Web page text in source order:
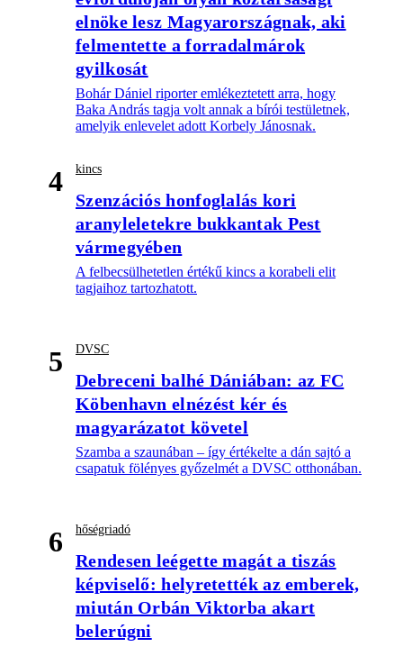
elnöke lesz Magyarországnak, aki
felmentette a forradalmárok
gyilkosát
Bohár Dániel riporter emlékeztetett arra, hogy
Baka András tagja volt annak a bírói testületnek,
amelyik enlevelet adott Korbely Jánosnak.
4 kincs
Szenzációs honfoglalás kori
aranyleletekre bukkantak Pest
vármegyében
A felbecsülhetetlen értékű kincs a korabeli elit
tagjaihoz tartozhatott.
5 DVSC
Debreceni balhé Dániában: az FC
Köbenhavn elnézést kér és
magyarázatot követel
Szamba a szaunában – így értékelte a dán sajtó a
csapatuk fölényes győzelmét a DVSC otthonában.
6 hőségriadó
Rendesen leégette magát a tiszás
képviselő: helyretették az emberek,
miután Orbán Viktorba akart
belerúgni